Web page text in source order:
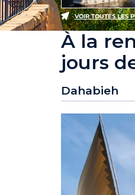
VOIR TOUTES LES
À la
jours
Dahabieh